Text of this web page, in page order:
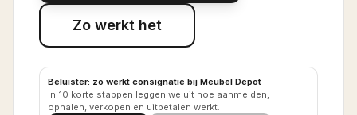
Zo werkt het
Beluister: zo werkt consignatie bij Meubel Depot
In 10 korte stappen leggen we uit hoe aanmelden,
ophalen, verkopen en uitbetalen werkt.